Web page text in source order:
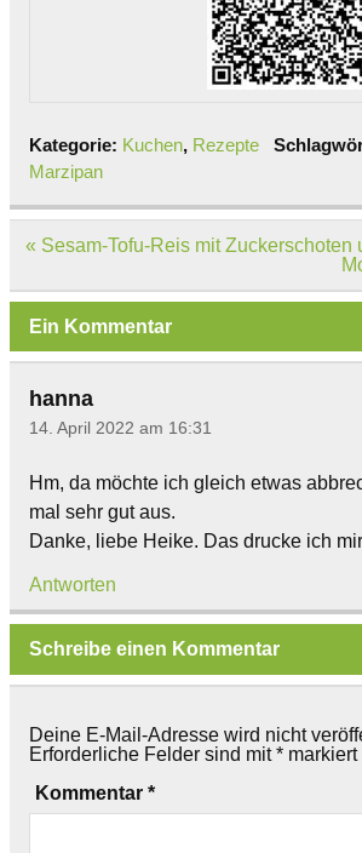
Kategorie: Kuchen, Rezepte
Marzipan
Beitragsnavigation
« Sesam-Tofu-Reis mit Zuckerschoten
Ein Kommentar
hanna
14. April 2022 am 16:31
Hm, da möchte ich gleich etwas
mal sehr gut aus.
Danke, liebe Heike. Das drucke ich
Antworten
Schreibe einen Kommentar
Deine E-Mail-Adresse wird nicht
Erforderliche Felder sind mit* markiert
Kommentar *